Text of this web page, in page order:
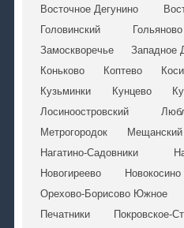
Восточное Дегунино
Головинский
Гольяново
Замоскворечье
Западное
Коньково
Коптево
Кузьминки
Кунцево
Лосиноостровский
Метрогородок
Мещанский
Нагатино-Садовники
Новогиреево
Новокосино
Орехово-Борисово Южное
Печатники
Покровское-